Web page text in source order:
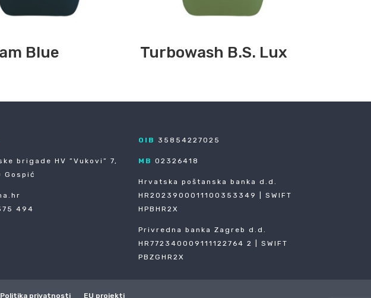
Blue Turbowash B.S. Lux
brigade HV ”Vukovi” 7,
Gospić
494
OIB 35854227025
MB 02326418
Hrvatska poštanska banka d.d.
HR2023900011100353349 | SWIFT
HPBHR2X
Privredna banka Zagreb d.d.
HR772340009111122764 2 | SWIFT
PBZGHR2X
Politika privatnosti EU projekti